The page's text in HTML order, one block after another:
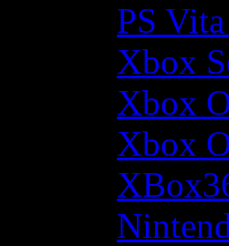
PS
Xbox
Xbox
Xbox